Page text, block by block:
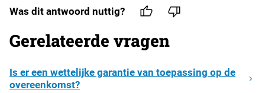
Was dit antwoord nuttig?
Gerelateerde vragen
Is er een wettelijke garantie van toepassing op de
overeenkomst?